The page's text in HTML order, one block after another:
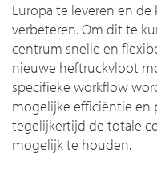
Europa te leveren en
verbeteren. Om dit te
centrum snelle en
nieuwe heftruckvloot
specifieke workflow
mogelijke efficiëntie
tegelijkertijd de totale
mogelijk te houden.